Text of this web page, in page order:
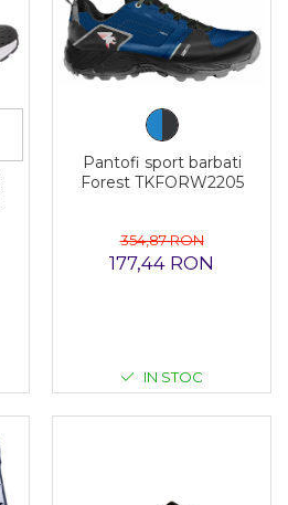
Pantofi sport barbati
Forest TKFORW2205
354,87 RON
177,44 RON
IN STOC